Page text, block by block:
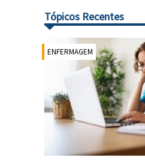
Tópicos Recentes
ENFERMAGEM